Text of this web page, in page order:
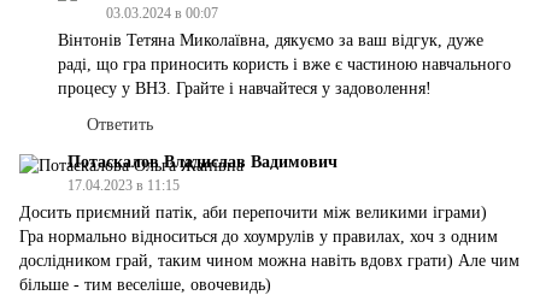
03.03.2024 в 00:07
Вінтонів Тетяна Миколаївна, дякуємо за ваш відгук, дуже
раді, що гра приносить користь і вже є частиною навчального
процесу у ВНЗ. Грайте і навчайтеся у задоволення!
Ответить
Потаскалов Владислав Вадимович
17.04.2023 в 11:15
Досить приємний патік, аби перепочити між великими іграми)
Гра нормально відноситься до хоумрулів у правилах, хоч з одним
дослідником грай, таким чином можна навіть вдовх грати) Але чим
більше - тим веселіше, овочевидь)